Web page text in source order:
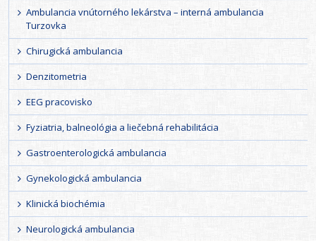
Ambulancia vnútorného lekárstva – interná ambulancia
Turzovka
Chirugická ambulancia
Denzitometria
EEG pracovisko
Fyziatria, balneológia a liečebná rehabilitácia
Gastroenterologická ambulancia
Gynekologická ambulancia
Klinická biochémia
Neurologická ambulancia